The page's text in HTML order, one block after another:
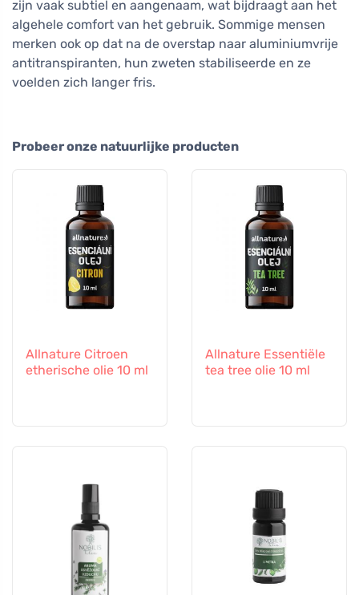
zijn vaak subtiel en aangenaam, wat bijdraagt aan het
algehele comfort van het gebruik. Sommige mensen
merken ook op dat na de overstap naar aluminiumvrije
antitranspiranten, hun zweten stabiliseerde en ze
voelden zich langer fris.
Probeer onze natuurlijke producten
Allnature Citroen
etherische olie 10 ml
Allnature Essentiële
tea tree olie 10 ml